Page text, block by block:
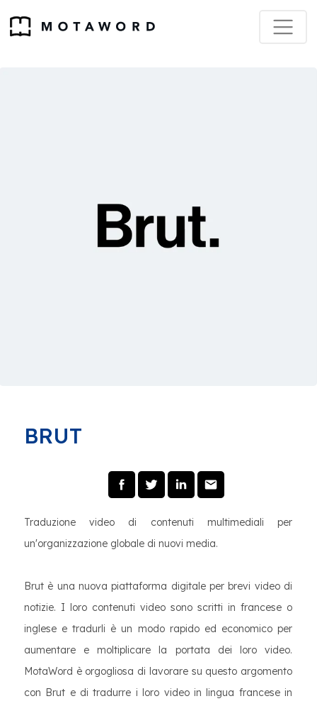
BRUT
Traduzione video di contenuti multimediali per
un'organizzazione globale di nuovi media.
Brut è una nuova piattaforma digitale per brevi video di
notizie. I loro contenuti video sono scritti in francese o
inglese e tradurli è un modo rapido ed economico per
aumentare e moltiplicare la portata dei loro video.
MotaWord è orgogliosa di lavorare su questo argomento
con Brut e di tradurre i loro video in lingua francese in